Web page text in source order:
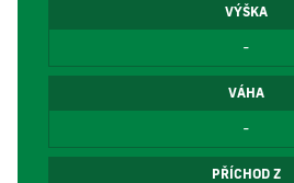
VÝŠKA
-
VÁHA
-
PŘÍCHOD Z